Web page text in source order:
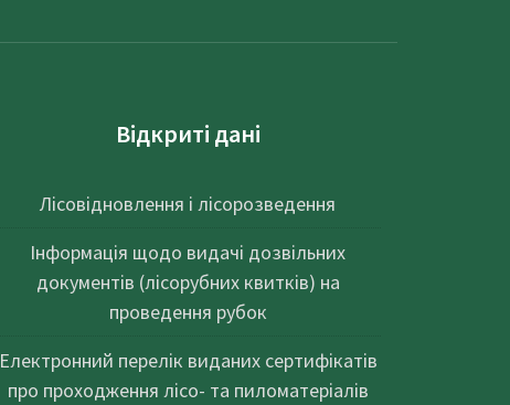
Відкриті дані
Лісовідновлення і лісорозведення
Інформація щодо видачі дозвільних
документів (лісорубних квитків) на
проведення рубок
Електронний перелік виданих сертифікатів
про проходження лісо- та пиломатеріалів